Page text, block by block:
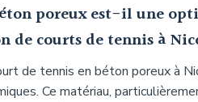
poreux est-il une
de courts de tennis à
de tennis en béton poreux à
Ce matériau,